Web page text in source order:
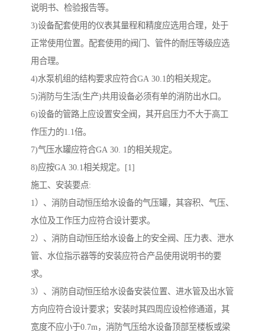
说明书、检验报告等。
3)设备配套使用的仪表其量程和精度应选用合理，处于
正常使用位置。配套使用的阀门、管件的耐压等级应选
用合理。
4)水泵机组的结构要求应符合GA 30.1的相关规定。
5)消防与生活(生产)共用设备必须有单的消防出水口。
6)设备的管路上应设置安全阀，其开启压力不大于高工
作压力的1.1倍。
7)气压水罐应符合GA 30. 1的相关规定。
8)应按GA 30.1相关规定。[1]
施工、安装要点:
1）、消防自动恒压给水设备的气压罐，其容积、气压、
水位及工作压力应符合设计要求。
2）、消防自动恒压给水设备上的安全阀、压力表、泄水
管、水位指示器等的安装应符合产品使用说明书的要
求。
3）、消防自动恒压给水设备安装位置、进水管及出水管
方向应符合设计要求；安装时其四周应设检修通道，其
宽度不应小于0.7m，消防气压给水设备顶部至楼板或梁